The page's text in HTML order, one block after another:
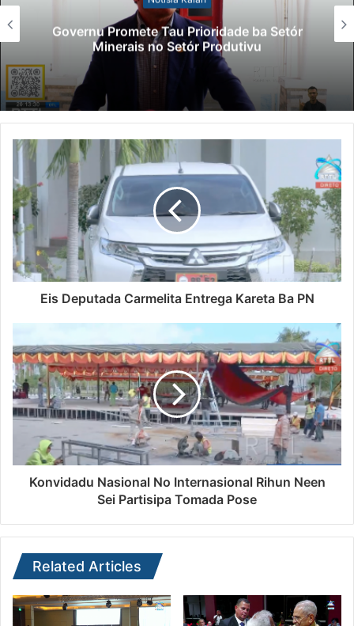
Lei Siberseguransa Ajuda Autoridade
Polisiál Kaptura Autór Kriminozu ho
Paradeiru Iha Estranjeiru
Eis Deputada Carmelita Entrega Kareta Ba PN
Konvidadu Nasional No Internasional Rihun Neen
Sei Partisipa Tomada Pose
Related Articles